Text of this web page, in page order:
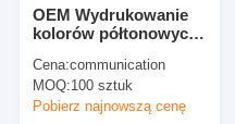
Przełącznik
przełącznik
OEM Wydrukowanie
kolorów półtonowych
membranowy z
profesjonalnym
dostosowaniem
Cena:communication
MOQ:100 sztuk
Pobierz najnowszą cenę